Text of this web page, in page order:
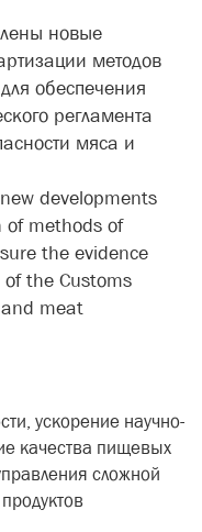
новые
методов
обеспечения
регламента
мяса и
developments
methods of
the evidence
the Customs
meat
ускорение научно-
качества пищевых
сложной